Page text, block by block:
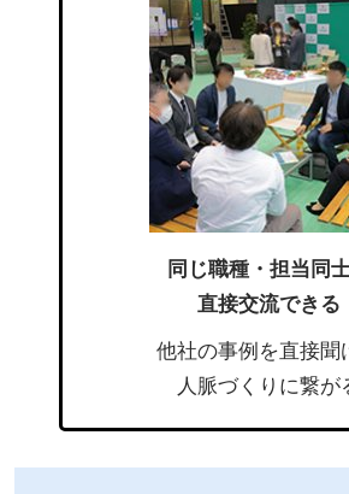
同じ職種・担当同
直接交流できる
他社の事例を直接聞
人脈づくりに繋が